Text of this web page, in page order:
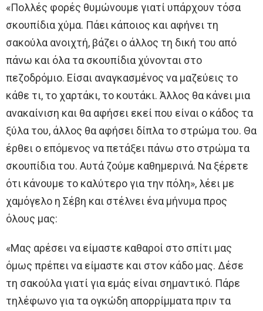
«Πολλές φορές θυμώνουμε γιατί υπάρχουν τόσα
σκουπίδια χύμα. Πάει κάποιος και αφήνει τη
σακούλα ανοιχτή, βάζει ο άλλος τη δική του από
πάνω και όλα τα σκουπίδια χύνονται στο
πεζοδρόμιο. Είσαι αναγκασμένος να μαζεύεις το
κάθε τι, το χαρτάκι, το κουτάκι. Άλλος θα κάνει μια
ανακαίνιση και θα αφήσει εκεί που είναι ο κάδος τα
ξύλα του, άλλος θα αφήσει δίπλα το στρώμα του. Θα
έρθει ο επόμενος να πετάξει πάνω στο στρώμα τα
σκουπίδια του. Αυτά ζούμε καθημερινά. Να ξέρετε
ότι κάνουμε το καλύτερο για την πόλη», λέει με
χαμόγελο η Σέβη και στέλνει ένα μήνυμα προς
όλους μας:
«Μας αρέσει να είμαστε καθαροί στο σπίτι μας
όμως πρέπει να είμαστε και στον κάδο μας. Δέσε
τη σακούλα γιατί για εμάς είναι σημαντικό. Πάρε
τηλέφωνο για τα ογκώδη απορρίμματα πριν τα